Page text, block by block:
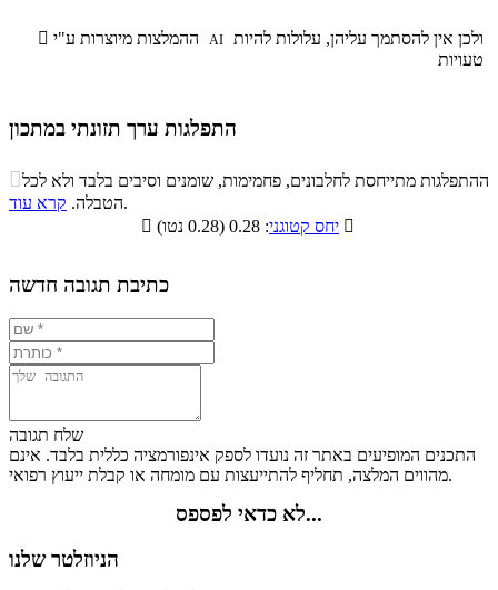
 AI
טעויות
התפלגות ערך תזונתי במתכון
התפלגות ערך תזונתי במתכון
סיבים
תזונתיים
שומנים חלבונים
72.1%
ההתפלגות מתייחסת לחלבונים, פחמימות, שומנים וסיבים בלבד ולא לכל
הטבלה. קרא עוד
.

יחס קטוגני 
כתיבת תגובה חדשה
שלח תגובה
התכנים המופיעים באתר זה נועדו לספק אינפורמציה כללית בלבד. אינם
מהווים המלצה, תחליף להתייעצות עם מומחה או קבלת ייעוץ רפואי.
לא כדאי לפספס...
הניוזלטר שלנו